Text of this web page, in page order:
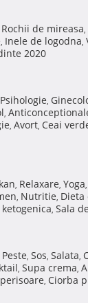
Rochii de mireasa,
, Inele de logodna,
2020
Psihologie,
,
, Avort, Ceai
, Relaxare, Yoga,
, Nutritie,
, Sala
Peste, Sos, Salata,
, Supa crema,
, Ciorba